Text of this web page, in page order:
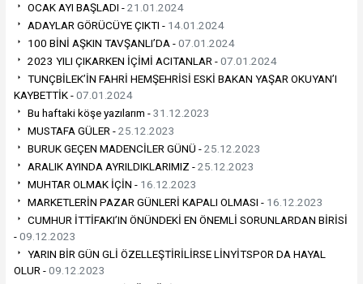
OCAK AYI BAŞLADI -21.01.2024
ADAYLAR GÖRÜCÜYE ÇIKTI - 14.01.2024
100 BİNİ AŞKIN TAVŞANLI’DA -07.01.2024
2023 YILI ÇIKARKEN İÇİMİ ACITANLAR -07.01.2024
TUNÇBİLEK’İN FAHRİ HEMŞEHRİSİ ESKİ BAKAN YAŞAR OKUYAN’I
KAYBETTİK -07.01.2024
Bu haftaki köşe yazılarım -31.12.2023
MUSTAFA GÜLER -25.12.2023
BURUK GEÇEN MADENCİLER GÜNÜ -25.12.2023
ARALIK AYINDA AYRILDIKLARIMIZ -25.12.2023
MUHTAR OLMAK İÇİN - 16.12.2023
MARKETLERİN PAZAR GÜNLERİ KAPALI OLMASI - 16.12.2023
CUMHUR İTTİFAKI’IN ÖNÜNDEKİ EN ÖNEMLİ SORUNLARDAN BİRİSİ
-09.12.2023
YARIN BİR GÜN GLİ ÖZELLEŞTİRİLİRSE LİNYİTSPOR DA HAYAL
OLUR -09.12.2023